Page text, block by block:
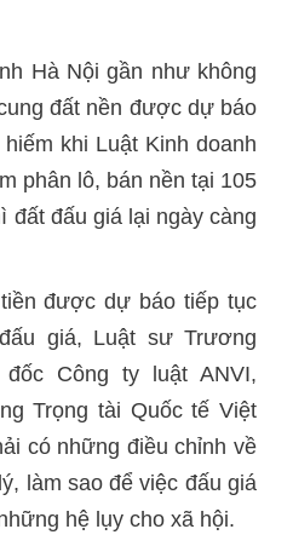
Hà Nội gần như không
đất nền được dự báo
khi Luật Kinh doanh
phân lô, bán nền tại 105
đất đấu giá lại ngày càng
được dự báo tiếp tục
giá, Luật sư Trương
Công ty luật ANVI,
Trọng tài Quốc tế Việt
có những điều chỉnh về
làm sao để việc đấu giá
hệ lụy cho xã hội.